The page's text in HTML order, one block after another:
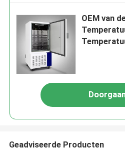
OEM van
Geadviseerde Producten